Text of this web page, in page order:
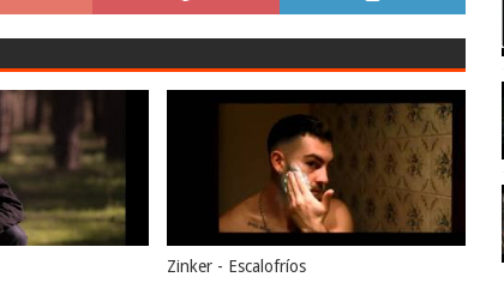
Zinker - Escalofríos